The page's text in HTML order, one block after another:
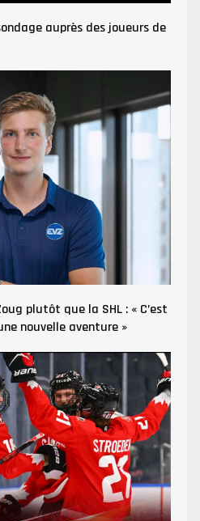
auprès des joueurs de
plutôt que la SHL : « C’est
nouvelle aventure »